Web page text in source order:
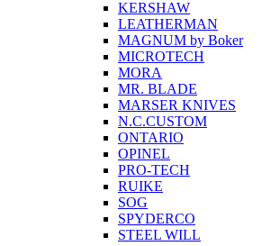
KERSHAW
LEATHERMAN
MAGNUM by Boker
MICROTECH
MORA
MR. BLADE
MARSER KNIVES
N.C.CUSTOM
ONTARIO
OPINEL
PRO-TECH
RUIKE
SOG
SPYDERCO
STEEL WILL